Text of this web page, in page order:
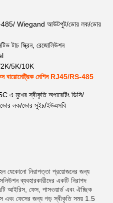
Wiegand আউটপুট/ডোর লক/ডোর
টাচ স্ক্রিন, রেজোলিউশন
5K/10K
বায়োমেট্রিক মেশিন RJ45/RS-485
মুখের স্বীকৃতি অপারেটিং ডিসি/
লক/ডোর সুইচ/ইউএসবি
হল যেকোনো নিরাপত্তা প্রয়োজনের জন্য
ব্যবহারকারীদের একটি নিরাপদ
আইরিস, ফেস, পাসওয়ার্ড এবং ঐচ্ছিক
এবং ফেসের জন্য গড় স্বীকৃতি সময় 1.5